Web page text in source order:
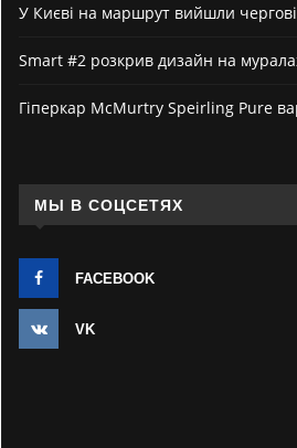
У Києві на маршрут вийшли
Smart #2 розкрив дизайн на
Гіперкар McMurtry Speirling Pure
МЫ В СОЦСЕТЯХ
FACEBOOK
VK